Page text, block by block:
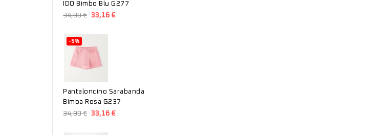
IDO Bimbo Blu G277
34,90 € 33,16 €
Pantaloncino Sarabanda
Bimba Rosa G237
34,90 €
-5%
33,16 €